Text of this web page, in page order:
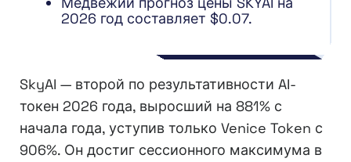
2026 год составляет $0.07.
SkyAI — второй по результативности AI-
токен 2026 года, выросший на 881% с
начала года, уступив только Venice Token с
906%. Он достиг сессионного максимума в